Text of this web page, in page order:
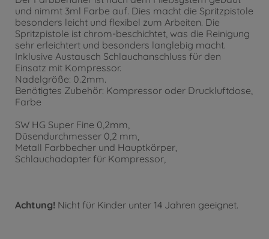
und nimmt 3ml Farbe auf. Dies macht die Spritzpistole
besonders leicht und flexibel zum Arbeiten. Die
Spritzpistole ist chrom-beschichtet, was die Reinigung
sehr erleichtert und besonders langlebig macht.
Inklusive Austausch Schlauchanschluss für den
Einsatz mit Kompressor.
Nadelgröße: 0.2mm.
Benötigtes Zubehör: Kompressor oder Druckluftdose,
Farbe
SW HG Super Fine 0,2mm,
Düsendurchmesser 0,2 mm,
Metall Farbbecher und Hauptkörper,
Schlauchadapter für Kompressor,
Achtung! Nicht für Kinder unter 14 Jahren geeignet.